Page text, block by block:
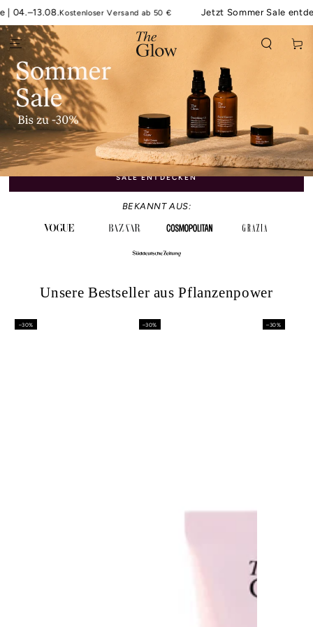
ZUM INHALT
SPRINGEN
Kostenloser Versand ab 50 € Jetzt Sommer Sale entdecken
SALE ENTDECKEN
BEKANNT AUS:
Unsere Bestseller aus Pflanzenpower
–30% –30% –30%